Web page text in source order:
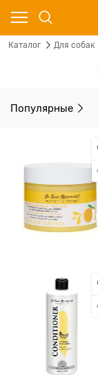
Каталог Для собак
Популярные